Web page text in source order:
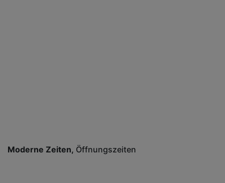
Moderne Zeiten Öffnungszeiten